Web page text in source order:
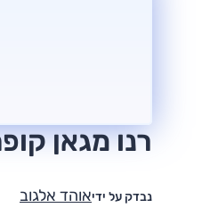
רנו מגאן קופה 2016
נבדק על ידיאוהד אלגוב